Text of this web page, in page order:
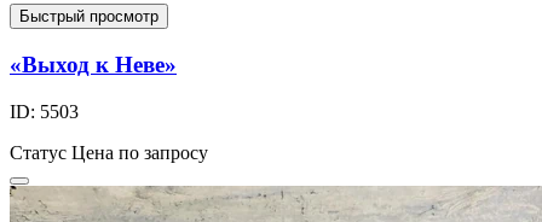
Быстрый просмотр
«Выход к Неве»
ID: 5503
Статус Цена по запросу